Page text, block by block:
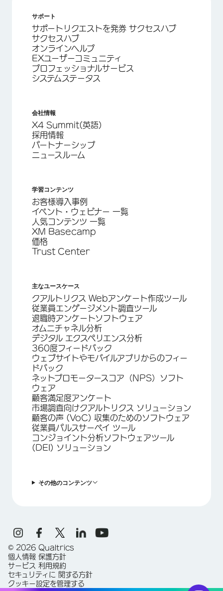
サポート
サポートリクエストを発券 サクセスハブ
サクセスハブ
オンラインヘルプ
EXユーザーコミュニティ
プロフェッショナルサービス
システムステータス
会社情報
X4 Summit(英語)
採用情報
パートナーシップ
ニュースルーム
学習コンテンツ
お客様導入事例
イベント・ウェビナー 一覧
人気コンテンツ 一覧
XM Basecamp
価格
Trust Center
主なユースケース
クアルトリクス Webアンケート作成ツール
従業員エンゲージメント調査ツール
退職時アンケートソフトウェア
オムニチャネル分析
デジタル エクスペリエンス分析
360度フィードバック
ウェブサイトやモバイルアプリからのフィー
ドバック
ネットプロモータースコア（NPS）ソフト
ウェア
顧客満足度アンケート
市場調査向けクアルトリクス ソリューション
顧客の声 (VoC) 収集のためのソフトウェア
従業員パルスサーベイ ツール
コンジョイント分析ソフトウェアツール
(DEI) ソリューション
その他のコンテンツ
© 2026 Qualtrics
個人情報 保護方針
サービス 利用規約
セキュリティに 関する方針
クッキー設定を管理する